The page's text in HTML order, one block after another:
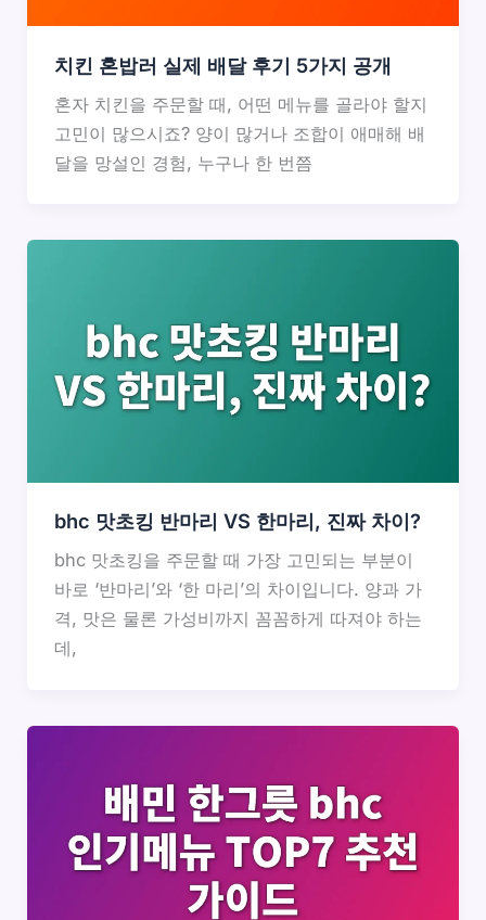
치킨 혼밥러 실제 배달 후기 5가지 공개
혼자 치킨을 주문할 때, 어떤 메뉴를 골라야 할지
고민이 많으시죠? 양이 많거나 조합이 애매해 배
달을 망설인 경험, 누구나 한 번쯤
bhc 맛초킹 반마리 VS 한마리, 진짜 차이?
bhc 맛초킹을 주문할 때 가장 고민되는 부분이
바로 ‘반마리’와 ‘한 마리’의 차이입니다. 양과 가
격, 맛은 물론 가성비까지 꼼꼼하게 따져야 하는
데,